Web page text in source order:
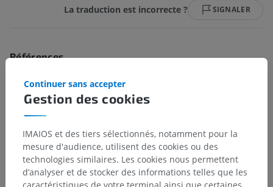
La traduction est incorrecte ? SIGNALER
Références
Anatomy (20th U.S. edition of Gray's Anatomy of the Human Body,
published in 1918 – from http://www.bartleby.com/107/).
Galerie
Gestion des cookies
Continuer sans accepter
IMAIOS et des tiers sélectionnés, notamment pour la
mesure d'audience, utilisent des cookies ou des
technologies similaires. Les cookies nous permettent
d’analyser et de stocker des informations telles que les